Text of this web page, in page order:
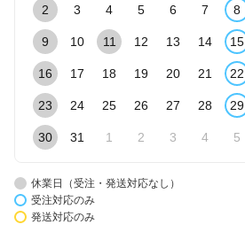
2 3 4 5 6 7 8
9 10 11 12 13 14 15
16 17 18 19 20 21 22
23 24 25 26 27 28 29
30 31 1 2 3 4 5
休業日（受注・発送対応なし）
受注対応のみ
発送対応のみ